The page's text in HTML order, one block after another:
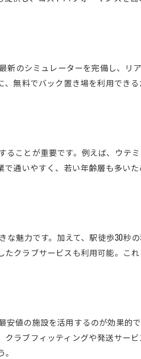
レビュー
ルの条件
ウテミル
にできる
クール
用時間を選ぶ
特徴
新のシミュレーターを完備し、リ
無料でバック置き場を利用でき
ことが重要です。例えば、ウテ
通いやすく、若い年齢層も多い
魅力です。加えて、駅徒歩30秒
クラブサービスも利用可能。こ
値の施設を活用するのが効果的
ラブフィッティングや発送サー